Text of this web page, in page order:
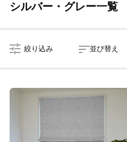
シルバー・グレー一覧
絞り込み 並び替え